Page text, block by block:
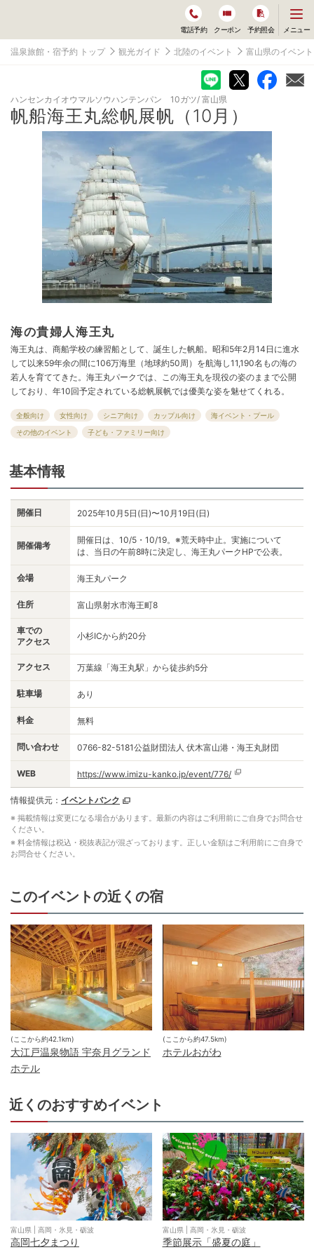
電話予約 クーポン 予約照会
ニ
ー
開
く
メニュー
温泉旅館・宿予約 トップ 観光ガイド 北陸のイベント 富山県のイベント
ハンセンカイオウマルソウハンテンパン 10ガツ 富山県
帆船海王丸総帆展帆（10月）
海の貴婦人海王丸
海王丸は、商船学校の練習船として、誕生した帆船。昭和5年2月14日に進水
して以来59年余の間に106万海里（地球約50周）を航海し11,190名もの海の
若人を育ててきた。海王丸パークでは、この海王丸を現役の姿のままで公開
しており、年10回予定されている総帆展帆では優美な姿を魅せてくれる。
全般向け 女性向け シニア向け カップル向け
海イベント・プール
その他のイベント
子ども・ファミリー向け
基本情報
開催日 2025年10月5日(日)〜10月19日(日)
開催備考
開催日は、10/5・10/19。※荒天時中止。実施について
は、当日の午前8時に決定し、海王丸パークHPで公表。
会場 海王丸パーク
住所 富山県射水市海王町8
車での
アクセス
小杉ICから約20分
アクセス 万葉線「海王丸駅」から徒歩約5分
駐車場 あり
料金 無料
問い合わせ 0766-82-5181公益財団法人 伏木富山港・海王丸財団
WEB https://www.imizu-kanko.jp/event/776/
情報提供元： イベントバンク
※ 掲載情報は変更になる場合があります。最新の内容はご利用前にご自身でお問合せ
ください。
※ 料金情報は税込・税抜表記が混ざっております。正しい金額はご利用前にご自身で
お問合せください。
このイベントの近くの宿
(ここから約42.1km)
大江戸温泉物語 宇奈月グランド
ホテル
(ここから約47.5km)
ホテルおがわ
近くのおすすめイベント
富山県 高岡・氷見・砺波
高岡七夕まつり
富山県| 高岡・氷見・砺波
季節展示「盛夏の庭」